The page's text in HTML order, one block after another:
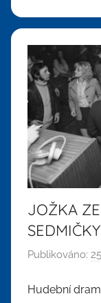
JOŽKA
SEDMIČKY
Publikováno:
Hudební